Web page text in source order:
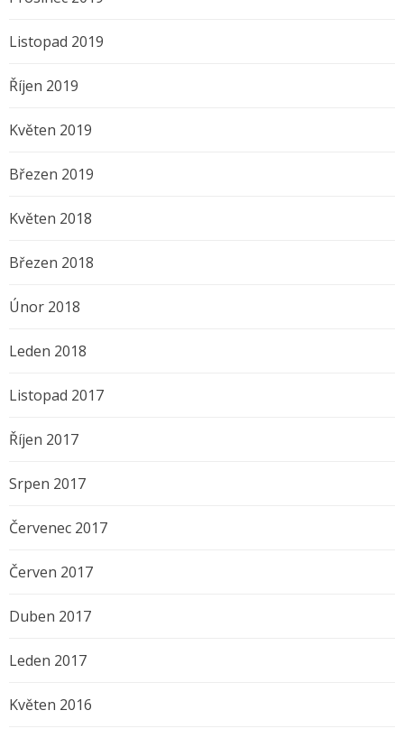
Listopad 2019
Říjen 2019
Květen 2019
Březen 2019
Květen 2018
Březen 2018
Únor 2018
Leden 2018
Listopad 2017
Říjen 2017
Srpen 2017
Červenec 2017
Červen 2017
Duben 2017
Leden 2017
Květen 2016